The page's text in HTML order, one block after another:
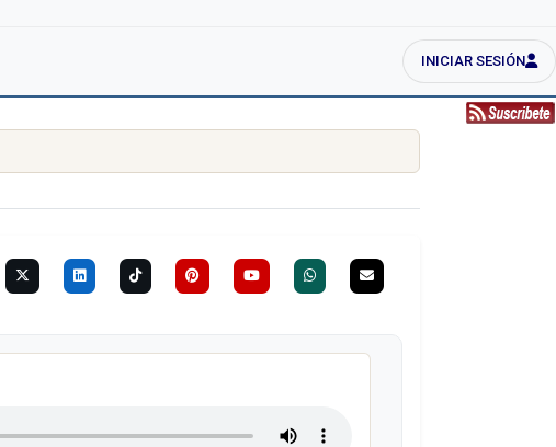
INICIAR SESIÓN